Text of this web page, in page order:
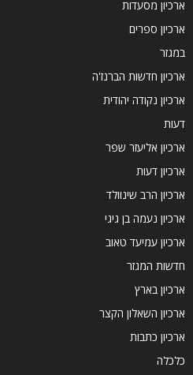
ארכיון מסעדות
ארכיון ספרים
במגזר
ארכיון חדשות הברנז'ה
ארכיון נקודה יהודית
דעות
ארכיון אליעזר שפר
ארכיון דעות
ארכיון הרב שינוולד
ארכיון נעמה בן גיגי
ארכיון עמיעד טאוב
חדשות המגזר
ארכיון בארץ
ארכיון השאלון הקצר
ארכיון כתבות
כלכלה